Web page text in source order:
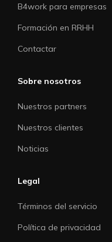
B4work para empresas
Formación en RRHH
Contactar
Sobre nosotros
Nuestros partners
Nuestros clientes
Noticias
Legal
Términos del servicio
Política de privacidad